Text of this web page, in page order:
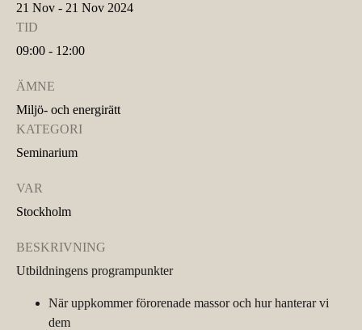
21 Nov - 21 Nov 2024
TID
09:00 - 12:00
ÄMNE
Miljö- och energirätt
KATEGORI
Seminarium
VAR
Stockholm
BESKRIVNING
Utbildningens programpunkter
När uppkommer förorenade massor och hur hanterar vi
dem